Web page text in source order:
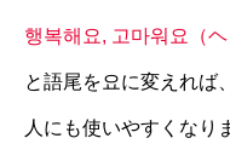
행복해요, 고마워요（
と語尾を요に変えれば
人にも使いやすくなり